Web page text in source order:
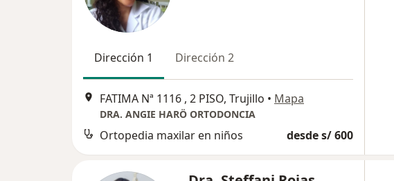
Dirección 1 Dirección 2
FATIMA Nª 1116 , 2 PISO, Trujillo • Mapa
DRA. ANGIE HARÖ ORTODONCIA
Ortopedia maxilar en niños desde s/ 600